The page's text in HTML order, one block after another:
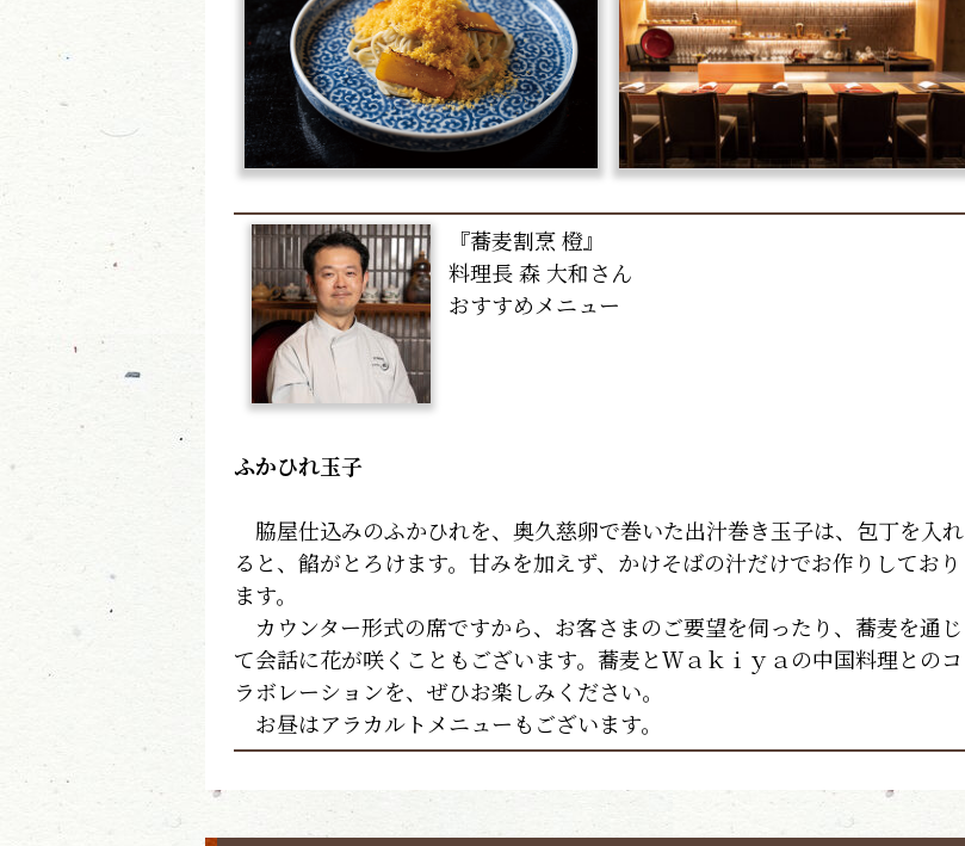
『蕎麦割烹 橙』
料理長 森 大和さん
おすすめメニュー
ふかひれ玉子
脇屋仕込みのふかひれを、奥久慈卵で巻いた出汁巻き玉子は、包丁を入れ
ると、餡がとろけます。甘みを加えず、かけそばの汁だけでお作りしており
ます。
カウンター形式の席ですから、お客さまのご要望を伺ったり、蕎麦を通じ
て会話に花が咲くこともございます。蕎麦とＷａｋｉｙａの中国料理とのコ
ラボレーションを、ぜひお楽しみください。
お昼はアラカルトメニューもございます。